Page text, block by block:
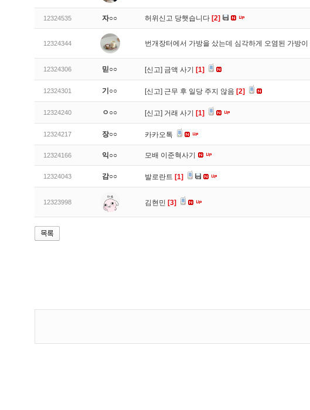
12324535 자○○ 허위신고 당햇습니다 [2]
12324344 번개장터에서 가방을 샀는데 심각하게 오염된 가방
12324306 믿○○ [신고] 금액 사기 [1]
12324301 기○○ [신고] 근무 후 일당 주지 않음 [2]
12324240 ㅇ○○ [신고] 거래 사기 [1]
12324217 장○○ 카카오톡
12324166 익○○ 모배 이준혁사기
12324043 감○○ 발로란트 [1]
12323998 김현민 [3]